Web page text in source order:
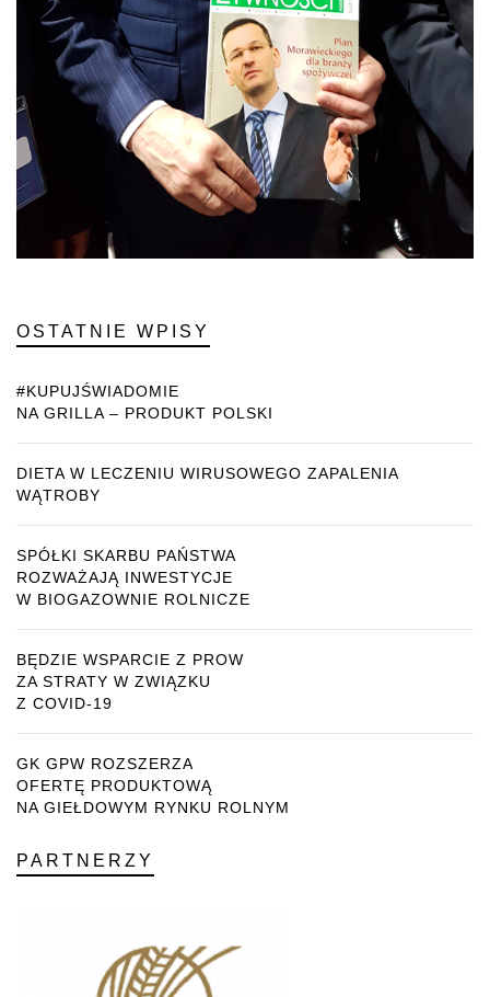
OSTATNIE WPISY
#KUPUJŚWIADOMIE
NA GRILLA – PRODUKT POLSKI
DIETA W LECZENIU WIRUSOWEGO ZAPALENIA
WĄTROBY
SPÓŁKI SKARBU PAŃSTWA
ROZWAŻAJĄ INWESTYCJE
W BIOGAZOWNIE ROLNICZE
BĘDZIE WSPARCIE Z PROW
ZA STRATY W ZWIĄZKU
Z COVID-19
GK GPW ROZSZERZA
OFERTĘ PRODUKTOWĄ
NA GIEŁDOWYM RYNKU ROLNYM
PARTNERZY